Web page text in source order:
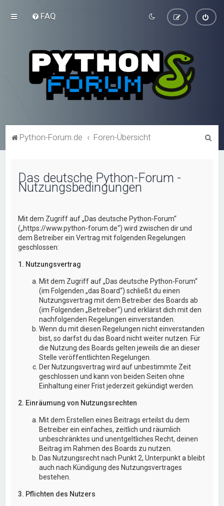
FAQ
Python-Forum.de Foren-Übersicht
Das deutsche Python-Forum -
Nutzungsbedingungen
Mit dem Zugriff auf „Das deutsche Python-Forum“
(„https://www.python-forum.de“) wird zwischen dir und
dem Betreiber ein Vertrag mit folgenden Regelungen
geschlossen:
1. Nutzungsvertrag
Mit dem Zugriff auf „Das deutsche Python-Forum“
(im Folgenden „das Board“) schließt du einen
Nutzungsvertrag mit dem Betreiber des Boards ab
(im Folgenden „Betreiber“) und erklärst dich mit den
nachfolgenden Regelungen einverstanden.
Wenn du mit diesen Regelungen nicht einverstanden
bist, so darfst du das Board nicht weiter nutzen. Für
die Nutzung des Boards gelten jeweils die an dieser
Stelle veröffentlichten Regelungen.
Der Nutzungsvertrag wird auf unbestimmte Zeit
geschlossen und kann von beiden Seiten ohne
Einhaltung einer Frist jederzeit gekündigt werden.
2. Einräumung von Nutzungsrechten
Mit dem Erstellen eines Beitrags erteilst du dem
Betreiber ein einfaches, zeitlich und räumlich
unbeschränktes und unentgeltliches Recht, deinen
Beitrag im Rahmen des Boards zu nutzen.
Das Nutzungsrecht nach Punkt 2, Unterpunkt a bleibt
auch nach Kündigung des Nutzungsvertrages
bestehen.
3. Pflichten des Nutzers